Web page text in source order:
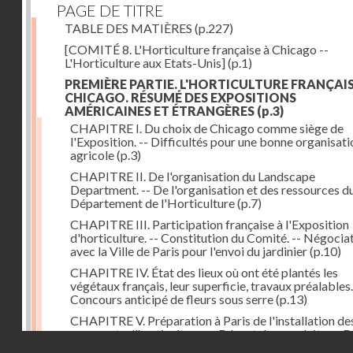
PAGE DE TITRE
TABLE DES MATIÈRES (p.227)
[COMITÉ 8. L'Horticulture française à Chicago --
L'Horticulture aux Etats-Unis](p.1)
PREMIÈRE PARTIE. L'HORTICULTURE
CHICAGO. RÉSUMÉ DES EXPOSITIONS
AMÉRICAINES ET ÉTRANGÈRES (p.3)
CHAPITRE I. Du choix de Chicago comme siège de
l'Exposition. -- Difficultés pour une bonne
agricole(p.3)
CHAPITRE II. De l'organisation du Landscape
Department. -- De l'organisation et des ressources
Département de l'Horticulture(p.7)
CHAPITRE III. Participation française à l'Exposition
d'horticulture. -- Constitution du Comité. --
avec la Ville de Paris pour l'envoi du jardinier(p.10)
CHAPITRE IV. État des lieux où ont été plantés les
végétaux français, leur superficie, travaux
Concours anticipé de fleurs sous serre(p.13)
CHAPITRE V. Préparation à Paris de l'installation
exposants d'horticulture. -- Départ des produits. --